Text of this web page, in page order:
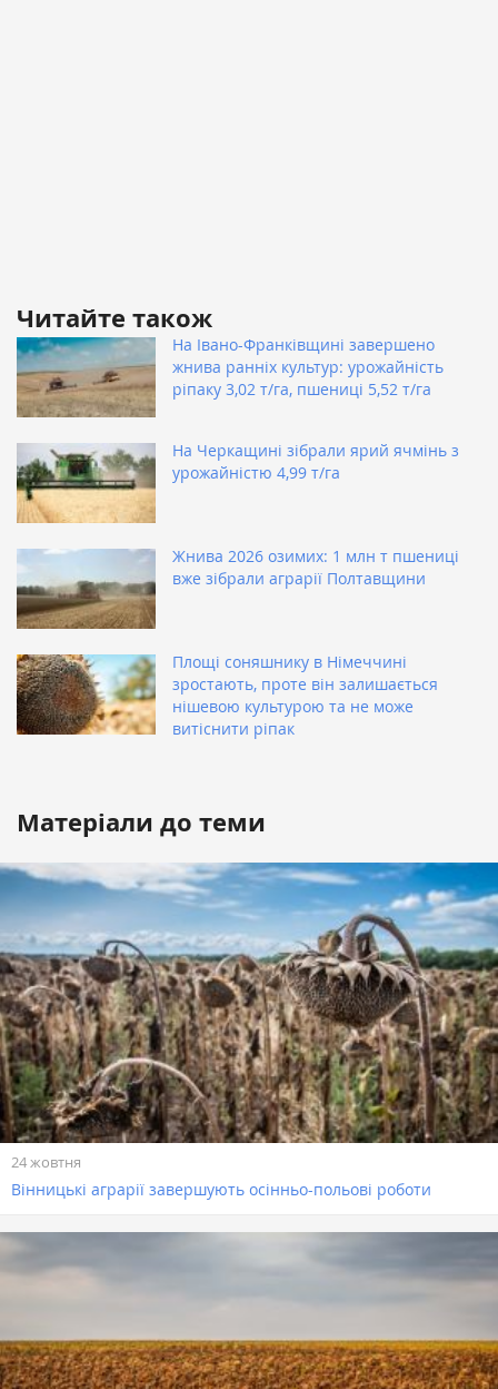
Читайте також
На Івано-Франківщині завершено
жнива ранніх культур: урожайність
ріпаку 3,02 т/га, пшениці 5,52 т/га
На Черкащині зібрали ярий ячмінь з
урожайністю 4,99 т/га
Жнива 2026 озимих: 1 млн т пшениці
вже зібрали аграрії Полтавщини
Площі соняшнику в Німеччині
зростають, проте він залишається
нішевою культурою та не може
витіснити ріпак
Матеріали до теми
24 жовтня
Вінницькі аграрії завершують осінньо-польові роботи